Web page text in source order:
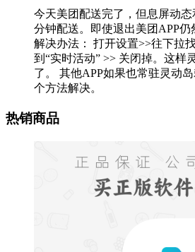
今天美团配送完了，但息屏动
分钟配送。即使退出美团APP仍
解决办法： 打开设置>>往下拉
到“实时活动” >> 关闭掉。这样
了。 其他APP如果也常驻灵动
个方法解决。
热销商品